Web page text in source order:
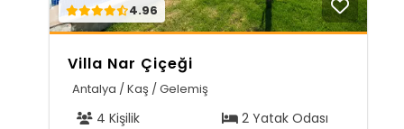
4.96
Villa Nar Çiçeği
Antalya / Kaş / Gelemiş
4 Kişilik
2 Yatak Odası